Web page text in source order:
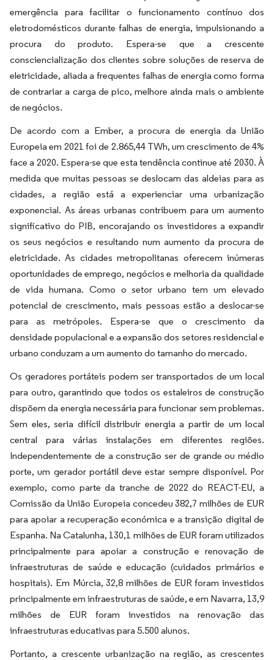
emergência para facilitar o funcionamento contínuo dos
eletrodomésticos durante falhas de energia, impulsionando a
procura do produto. Espera-se que a crescente
consciencialização dos clientes sobre soluções de reserva de
eletricidade, aliada a frequentes falhas de energia como forma
de contrariar a carga de pico, melhore ainda mais o ambiente
de negócios.
De acordo com a Ember, a procura de energia da União
Europeia em 2021 foi de 2.865,44 TWh, um crescimento de 4%
face a 2020. Espera-se que esta tendência continue até 2030. À
medida que muitas pessoas se deslocam das aldeias para as
cidades, a região está a experienciar uma urbanização
exponencial. As áreas urbanas contribuem para um aumento
significativo do PIB, encorajando os investidores a expandir
os seus negócios e resultando num aumento da procura de
eletricidade. As cidades metropolitanas oferecem inúmeras
oportunidades de emprego, negócios e melhoria da qualidade
de vida humana. Como o setor urbano tem um elevado
potencial de crescimento, mais pessoas estão a deslocar-se
para as metrópoles. Espera-se que o crescimento da
densidade populacional e a expansão dos setores residencial e
urbano conduzam a um aumento do tamanho do mercado.
Os geradores portáteis podem ser transportados de um local
para outro, garantindo que todos os estaleiros de construção
dispõem da energia necessária para funcionar sem problemas.
Sem eles, seria difícil distribuir energia a partir de um local
central para várias instalações em diferentes regiões.
Independentemente de a construção ser de grande ou médio
porte, um gerador portátil deve estar sempre disponível. Por
exemplo, como parte da tranche de 2022 do REACT-EU, a
Comissão da União Europeia concedeu 382,7 milhões de EUR
para apoiar a recuperação económica e a transição digital de
Espanha. Na Catalunha, 130,1 milhões de EUR foram utilizados
principalmente para apoiar a construção e renovação de
infraestruturas de saúde e educação (cuidados primários e
hospitais). Em Múrcia, 32,8 milhões de EUR foram investidos
principalmente em infraestruturas de saúde, e em Navarra, 13,9
milhões de EUR foram investidos na renovação das
infraestruturas educativas para 5.500 alunos.
Portanto, a crescente urbanização na região, as crescentes